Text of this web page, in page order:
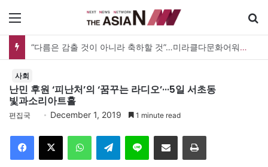
“사람을 위한 생각이라면 현실과 생각 사이에 돌다리 하나는 놓아야 하지 않을까”
사회
난민 후원 ‘피난처’의 ‘꿈꾸는 라디오’···5일 서초동
빛과소리아트홀
편집국 December 1, 2019 1 minute read
Telegram 이메일